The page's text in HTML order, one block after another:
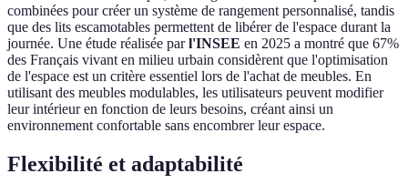
combinées pour créer un système de rangement personnalisé, tandis
que des lits escamotables permettent de libérer de l'espace durant la
journée. Une étude réalisée parl'INSEE en 2025 a montré que 67%
des Français vivant en milieu urbain considèrent que l'optimisation
de l'espace est un critère essentiel lors de l'achat de meubles. En
utilisant des meubles modulables, les utilisateurs peuvent modifier
leur intérieur en fonction de leurs besoins, créant ainsi un
environnement confortable sans encombrer leur espace.
Flexibilité et adaptabilité